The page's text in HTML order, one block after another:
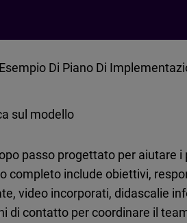
Esempio Di Piano Di
sul modello
passo progettato per aiutare
completo include obiettivi,
video incorporati, didascalie
di contatto per coordinare il